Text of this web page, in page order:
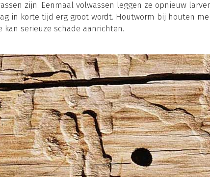
zijn. Eenmaal volwassen leggen ze opnieuw
in korte tijd erg groot wordt. Houtworm bij houten
kan serieuze schade aanrichten.